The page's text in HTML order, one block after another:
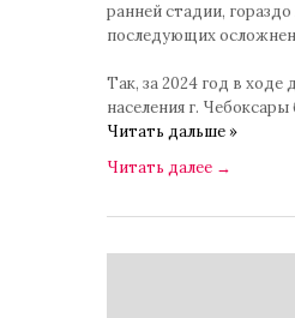
ранней стадии, гораздо
последующих
Так, за 2024 год в ходе
населения г.
Читать дальше »
Читать далее →